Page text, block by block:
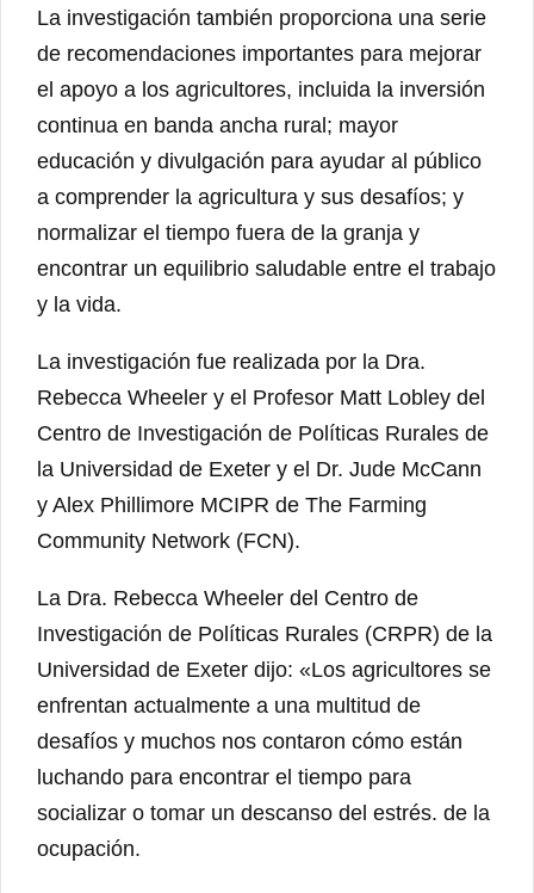
La investigación también proporciona una serie
de recomendaciones importantes para mejorar
el apoyo a los agricultores, incluida la inversión
continua en banda ancha rural; mayor
educación y divulgación para ayudar al público
a comprender la agricultura y sus desafíos; y
normalizar el tiempo fuera de la granja y
encontrar un equilibrio saludable entre el trabajo
y la vida.
La investigación fue realizada por la Dra.
Rebecca Wheeler y el Profesor Matt Lobley del
Centro de Investigación de Políticas Rurales de
la Universidad de Exeter y el Dr. Jude McCann
y Alex Phillimore MCIPR de The Farming
Community Network (FCN).
La Dra. Rebecca Wheeler del Centro de
Investigación de Políticas Rurales (CRPR) de la
Universidad de Exeter dijo: «Los agricultores se
enfrentan actualmente a una multitud de
desafíos y muchos nos contaron cómo están
luchando para encontrar el tiempo para
socializar o tomar un descanso del estrés. de la
ocupación.